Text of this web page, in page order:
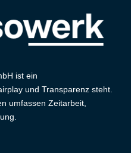
ist ein
und Transparenz steht.
umfassen Zeitarbeit,